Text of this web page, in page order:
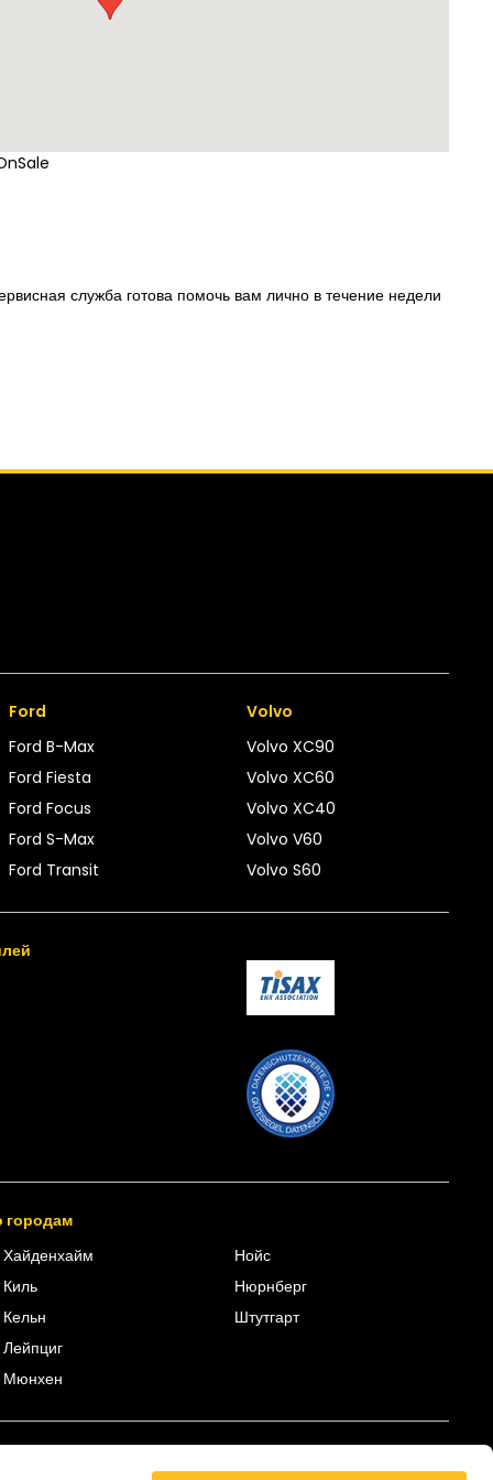
служба готова помочь вам лично в течение недели
Ford
Ford B-Max
Ford Fiesta
Ford Focus
Ford S-Max
Ford Transit
Volvo
Volvo XC90
Volvo XC60
Volvo XC40
Volvo V60
Volvo S60
городам
Хайденхайм
Киль
Кельн
Лейпциг
Мюнхен
Нойс
Нюрнберг
Штутгарт